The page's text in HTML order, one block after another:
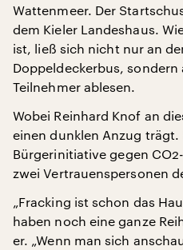
Wattenmeer. Der
dem Kieler Landeshaus.
ist, ließ sich nicht nur an
Doppeldeckerbus,
Teilnehmer ablesen.
Wobei Reinhard Knof an
einen dunklen Anzug
Bürgerinitiative gegen
zwei Vertrauenspersonen
„Fracking ist schon das
haben noch eine ganze
er. „Wenn man sich